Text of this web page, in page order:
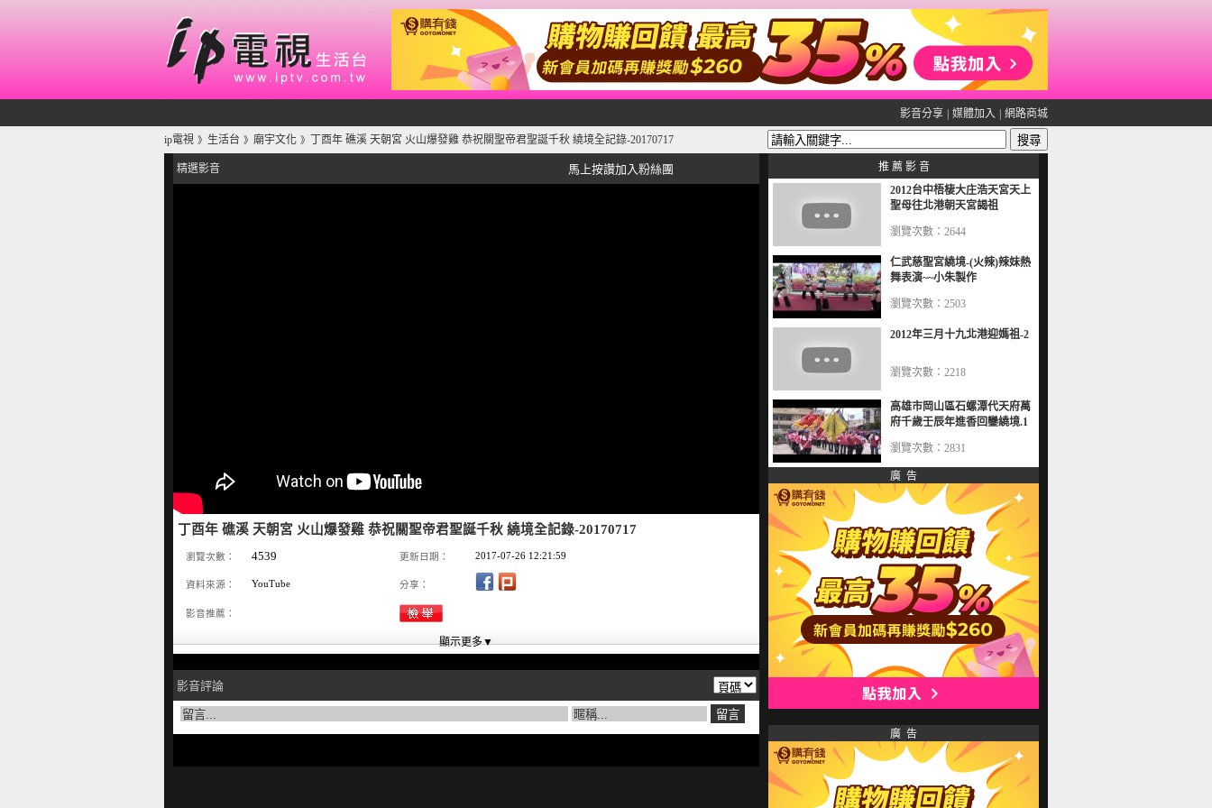
影音分享 媒體加入 網路商城
ip電視 》 生活台 》 廟宇文化 》 丁酉年 礁溪 天朝宮 火山爆發雞 恭祝關聖帝君聖誕千秋 繞境全記錄-20170717
精選影音 馬上按讚加入粉絲團
丁酉年 礁溪 天朝宮 火山爆發雞 恭祝關聖帝君聖誕千秋 繞境全記錄-20170717
瀏覽次數： 4539 更新日期： 2017-07-26 12:21:59
資料來源： YouTube 分享：
影音推薦：
影音評論
推 薦 影 音
2012台中梧棲大庄浩天宮天上
聖母往北港朝天宮謁祖
瀏覽次數：2644
仁武慈聖宮繞境-(火辣)辣妹熱
舞表演~~小朱製作
瀏覽次數：2503
2012年三月十九北港迎媽祖-2
瀏覽次數：2218
高雄市岡山區石螺潭代天府萬
府千歲壬辰年進香回鑾繞境.1
瀏覽次數：2831
廣 告
廣 告